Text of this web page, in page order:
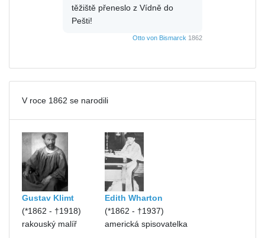
těžiště přeneslo z Vídně do
Pešti!
Otto von Bismarck 1862
V roce 1862 se narodili
Gustav Klimt
(*1862 - †1918)
rakouský malíř
Edith Wharton
(*1862 - †1937)
americká spisovatelka